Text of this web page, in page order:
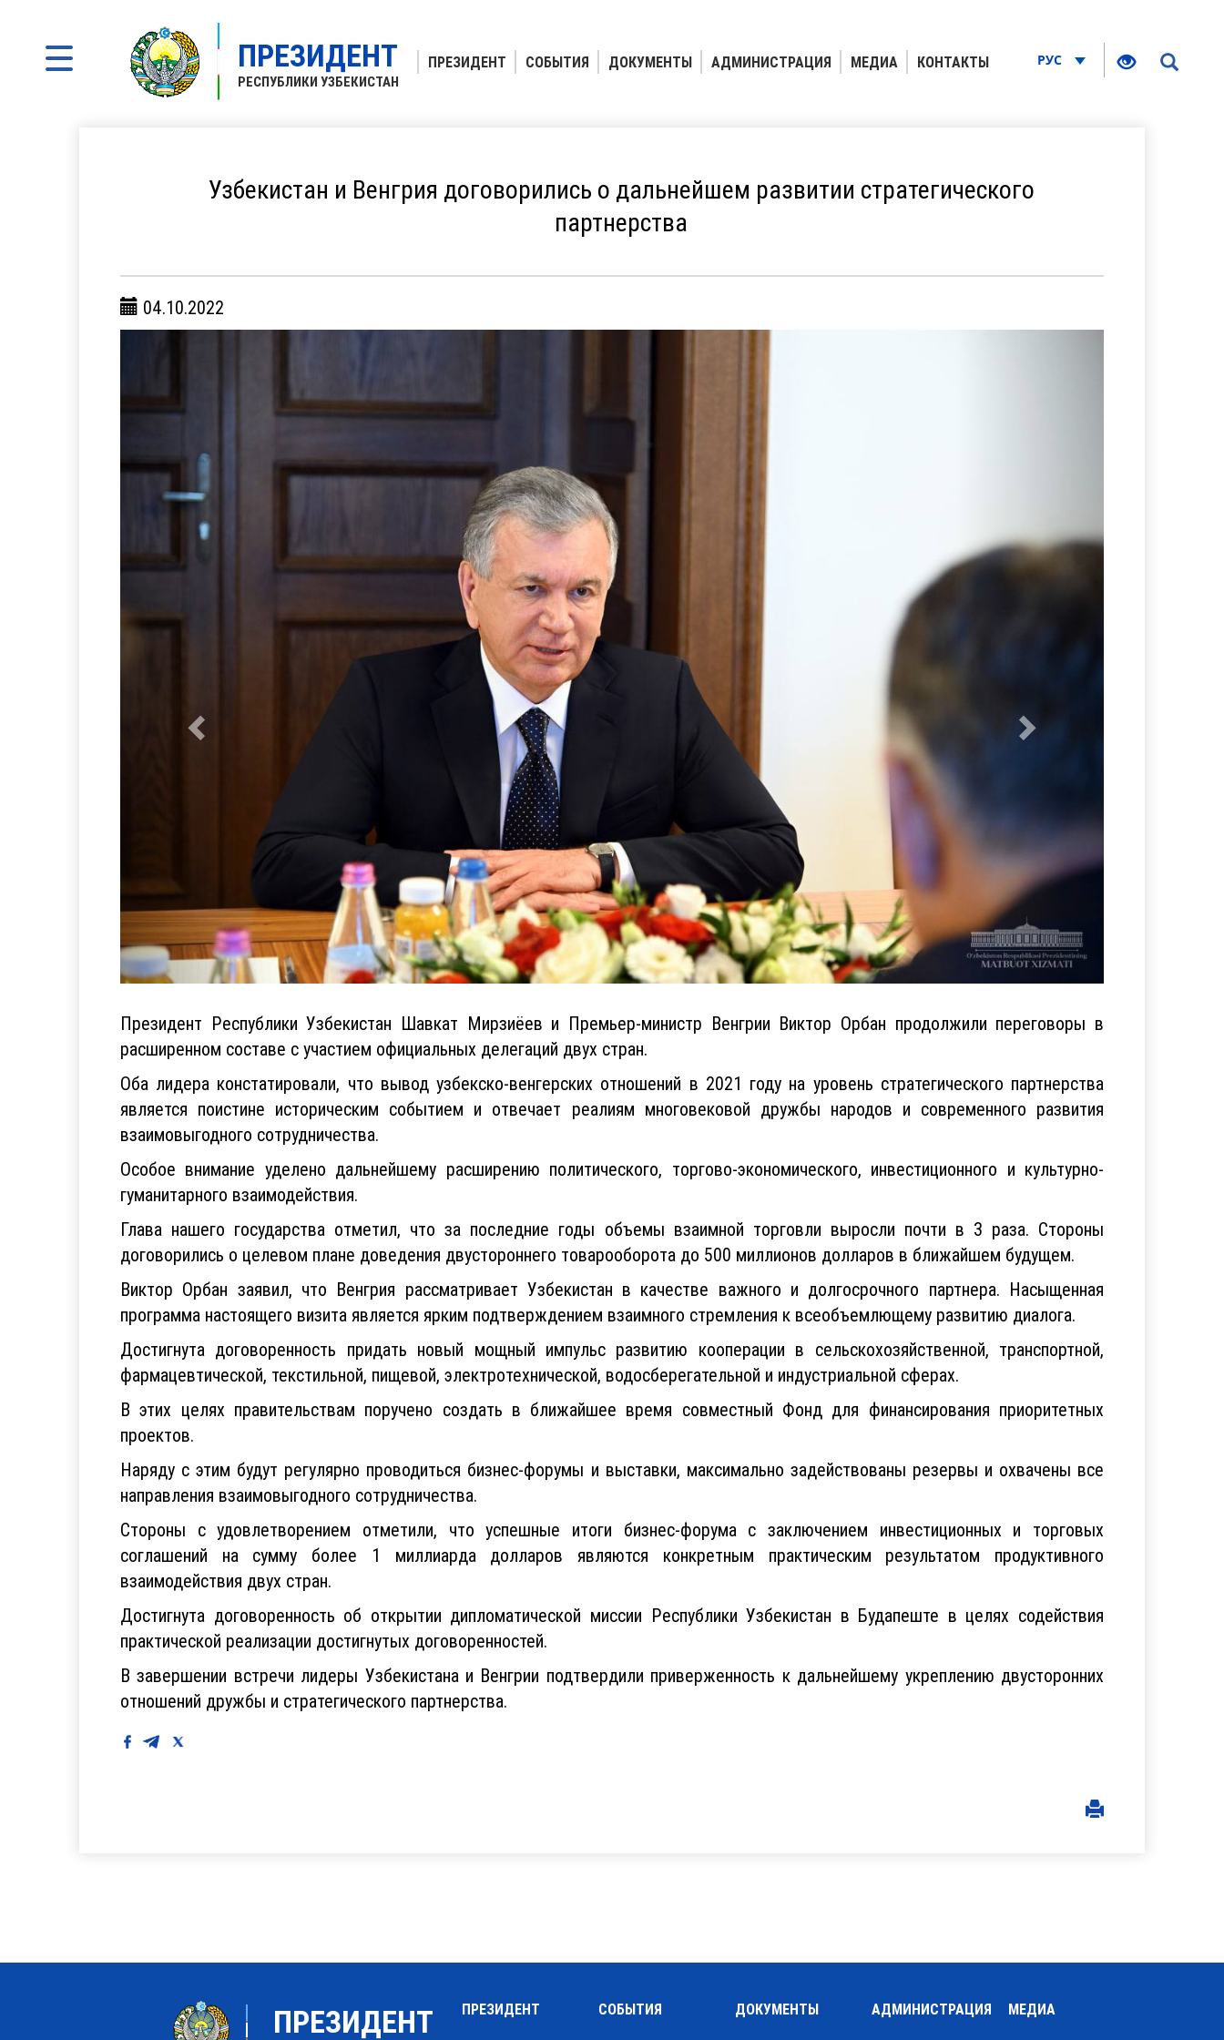
ПРЕЗИДЕНТ
РЕСПУБЛИКИ УЗБЕКИСТАН
ПРЕЗИДЕНТ СОБЫТИЯ ДОКУМЕНТЫ АДМИНИСТРАЦИЯ МЕДИА КОНТАКТЫ РУС
Узбекистан и Венгрия договорились о дальнейшем развитии стратегического
партнерства
04.10.2022
Президент Республики Узбекистан Шавкат Мирзиёев и Премьер-министр Венгрии Виктор Орбан продолжили переговоры в
расширенном составе с участием официальных делегаций двух стран.
Оба лидера констатировали, что вывод узбекско-венгерских отношений в 2021 году на уровень стратегического партнерства
является поистине историческим событием и отвечает реалиям многовековой дружбы народов и современного развития
взаимовыгодного сотрудничества.
Особое внимание уделено дальнейшему расширению политического, торгово-экономического, инвестиционного и культурно-
гуманитарного взаимодействия.
Глава нашего государства отметил, что за последние годы объемы взаимной торговли выросли почти в 3 раза. Стороны
договорились о целевом плане доведения двустороннего товарооборота до 500 миллионов долларов в ближайшем будущем.
Виктор Орбан заявил, что Венгрия рассматривает Узбекистан в качестве важного и долгосрочного партнера. Насыщенная
программа настоящего визита является ярким подтверждением взаимного стремления к всеобъемлющему развитию диалога.
Достигнута договоренность придать новый мощный импульс развитию кооперации в сельскохозяйственной, транспортной,
фармацевтической, текстильной, пищевой, электротехнической, водосберегательной и индустриальной сферах.
В этих целях правительствам поручено создать в ближайшее время совместный Фонд для финансирования приоритетных
проектов.
Наряду с этим будут регулярно проводиться бизнес-форумы и выставки, максимально задействованы резервы и охвачены все
направления взаимовыгодного сотрудничества.
Стороны с удовлетворением отметили, что успешные итоги бизнес-форума с заключением инвестиционных и торговых
соглашений на сумму более 1 миллиарда долларов являются конкретным практическим результатом продуктивного
взаимодействия двух стран.
Достигнута договоренность об открытии дипломатической миссии Республики Узбекистан в Будапеште в целях содействия
практической реализации достигнутых договоренностей.
В завершении встречи лидеры Узбекистана и Венгрии подтвердили приверженность к дальнейшему укреплению двусторонних
отношений дружбы и стратегического партнерства.
ПРЕЗИДЕНТ ПРЕЗИДЕНТ СОБЫТИЯ ДОКУМЕНТЫ АДМИНИСТРАЦИЯ МЕДИА